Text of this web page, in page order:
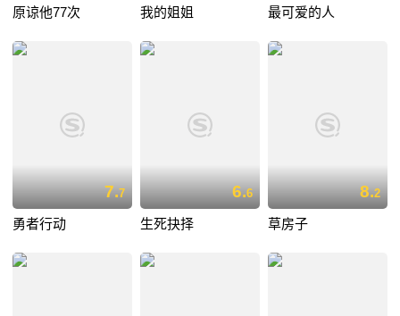
原谅他77次 我的姐姐 最可爱的人
7.7
勇者行动
6.6
生死抉择
8.2
草房子